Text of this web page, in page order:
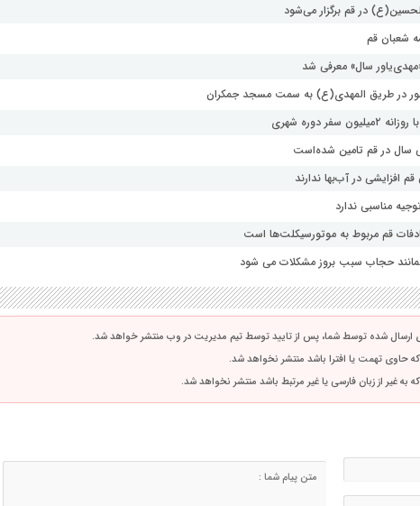
در قم برگزار می‌شود
«مهدی‌یاور سال» معرفی شد
ظهور در طریق المهدی(ع) به سمت مسجد جمکران
دوره شهری
سال در قم تامین شده‌است
افزایشی در آب‌بها ندارند
مناسبی ندارد
قم مربوط به موتورسیکلت‌ها است
حجاب سبب بروز مشکلات می شود
ارسال شده توسط شما، پس از تایید توسط تیم مدیریت در وب منتشر خواهد شد.
حاوی تهمت یا افترا باشد منتشر نخواهد شد.
به غیر از زبان فارسی یا غیر مرتبط باشد منتشر نخواهد شد.